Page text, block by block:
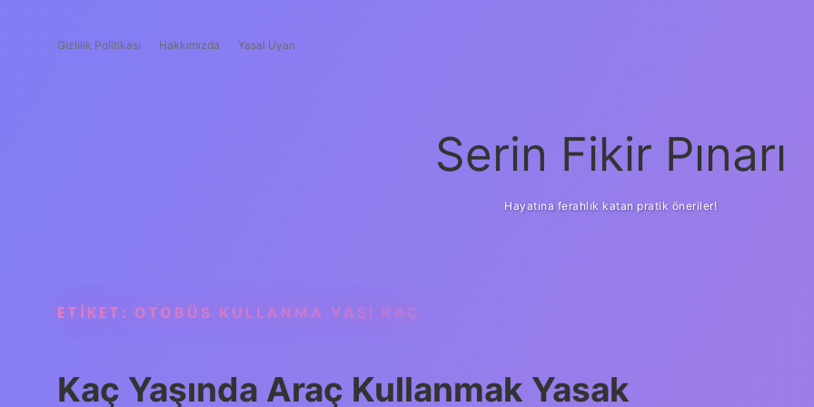
Gizlilik Politikası Hakkımızda Yasal Uyarı
Serin Fikir Pınarı
Hayatına ferahlık katan pratik öneriler!
ETIKET: OTOBÜS KULLANMA YAŞI KAÇ
Kaç Yaşında Araç Kullanmak Yasak